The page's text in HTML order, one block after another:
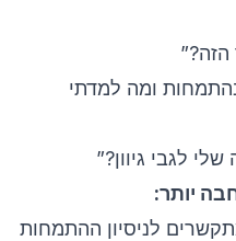
ומה למדתי
לגבי גיוון?”
יותר:
לניסיון ההתמחות